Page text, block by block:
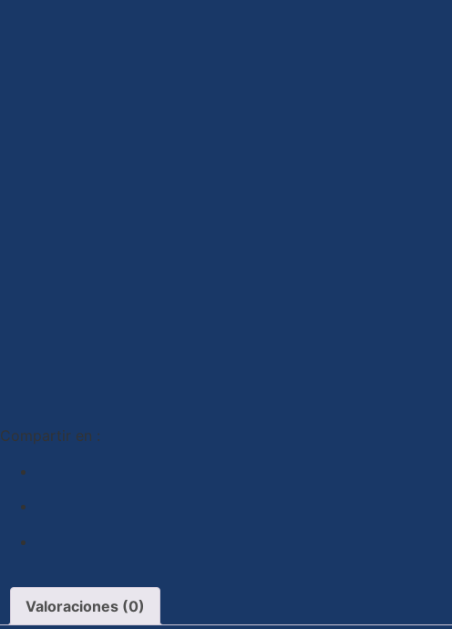
Compartir en :
Valoraciones (0)